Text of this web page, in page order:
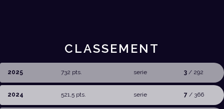
CLASSEMENT
2025 732 pts. serie 3 / 292
2024 521,5 pts. serie 7/ 366